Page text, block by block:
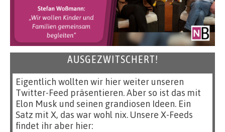
AUSGEZWITSCHERT!
Eigentlich wollten wir hier weiter unseren
Twitter-Feed präsentieren. Aber so ist das mit
Elon Musk und seinen grandiosen Ideen. Ein
Satz mit X, das war wohl nix. Unsere X-Feeds
findet ihr aber hier: